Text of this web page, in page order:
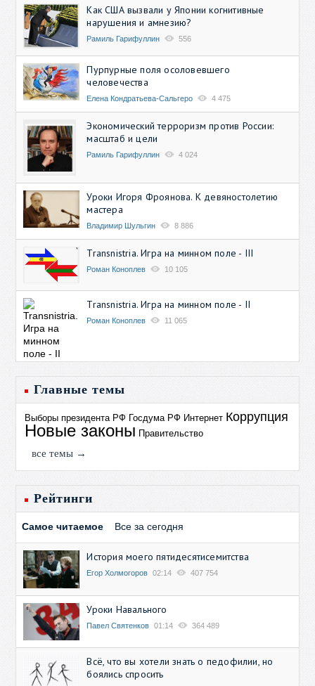
Как США вызвали у Японии когнитивные
нарушения и амнезию?
Рамиль Гарифуллин 556
Пурпурные поля осоловевшего
человечества
Елена Кондратьева-Сальгеро 4 475
Экономический терроризм против России:
масштаб и цели
Рамиль Гарифуллин 4 024
Уроки Игоря Фроянова. К девяностолетию
мастера
Владимир Шульгин 8 886
Transnistria. Игра на минном поле - III
Роман Коноплев 10 105
Transnistria. Игра на минном поле - II
Роман Коноплев 11 065
Главные темы
Выборы президента РФ Госдума РФ Интернет Коррупция
Новые законы Правительство
все темы →
Рейтинги
Самое читаемое Все за сегодня
История моего пятидесятисемитства
Егор Холмогоров 02:14 407 754
Уроки Навального
Павел Святенков 01:14 364 489
Всё, что вы хотели знать о педофилии, но
боялись спросить